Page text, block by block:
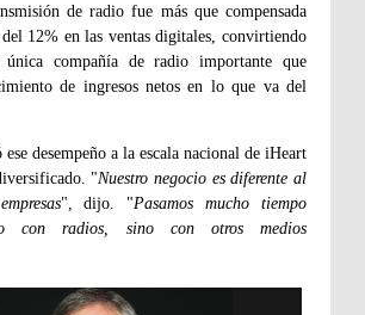
de radio fue más que compensada
12% en las ventas digitales, convirtiendo
compañía de radio importante que
de ingresos netos en lo que va del
desempeño a la escala nacional de iHeart
"Nuestro negocio es diferente al
", dijo. "Pasamos mucho tiempo
con radios, sino con otros medios